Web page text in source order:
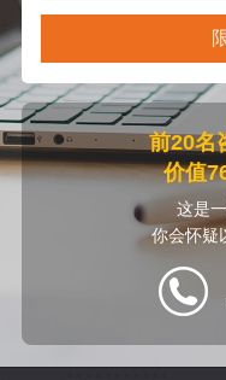
前20名
价值
这是
你会怀疑